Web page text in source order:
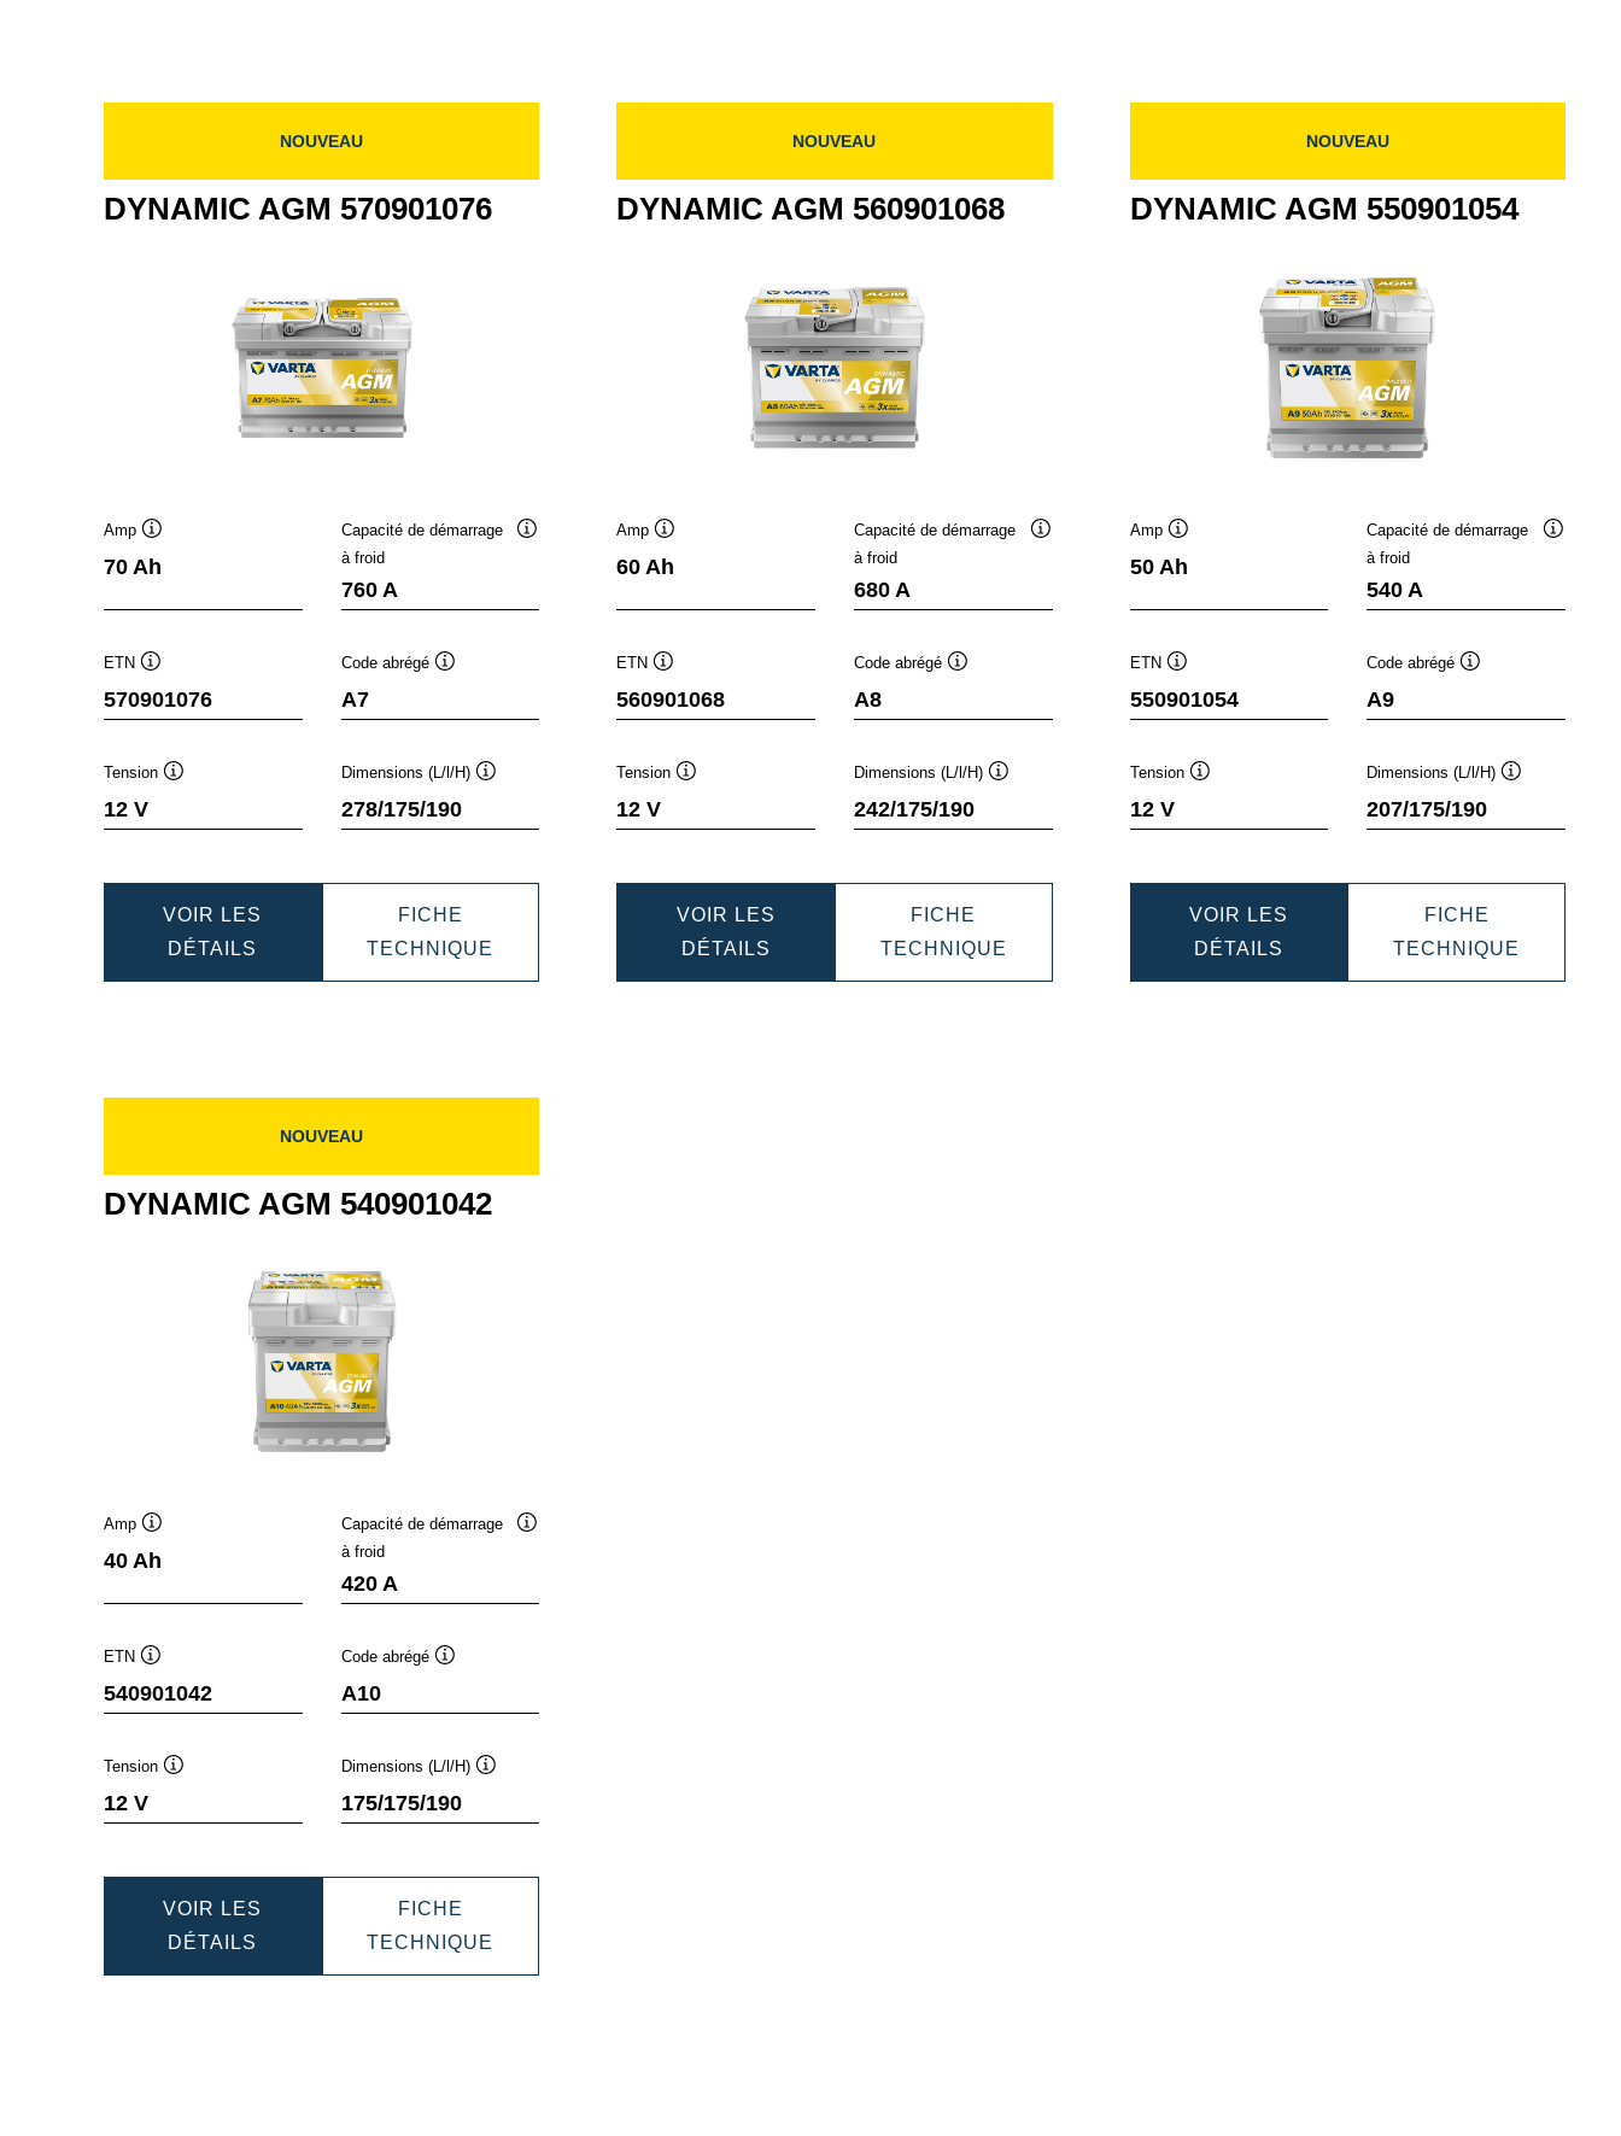
NOUVEAU
DYNAMIC AGM 570901076
Amp
70 Ah
Capacité de démarrage
à froid
760 A
ETN
570901076
Code abrégé
A7
Tension
12 V
Dimensions (L/l/H)
278/175/190
VOIR LES
DÉTAILS
AGM
FICHE
TECHNIQUE
AGM
NOUVEAU
DYNAMIC AGM 560901068
Amp
60 Ah
Capacité de démarrage
à froid
680 A
ETN
560901068
Code abrégé
A8
Tension
12 V
Dimensions (L/l/H)
242/175/190
VOIR LES
DÉTAILS
AGM
FICHE
TECHNIQUE
AGM
NOUVEAU
DYNAMIC AGM 550901054
Amp
50 Ah
Capacité de démarrage
à froid
540 A
ETN
550901054
Code abrégé
A9
Tension
12 V
Dimensions (L/l/H)
207/175/190
VOIR LES
DÉTAILS
AGM
FICHE
TECHNIQUE
AGM
NOUVEAU
DYNAMIC AGM 540901042
Amp
40 Ah
Capacité de démarrage
à froid
420 A
ETN
540901042
Code abrégé
A10
Tension
12 V
Dimensions (L/l/H)
175/175/190
VOIR LES
DÉTAILS
AGM
FICHE
TECHNIQUE
AGM